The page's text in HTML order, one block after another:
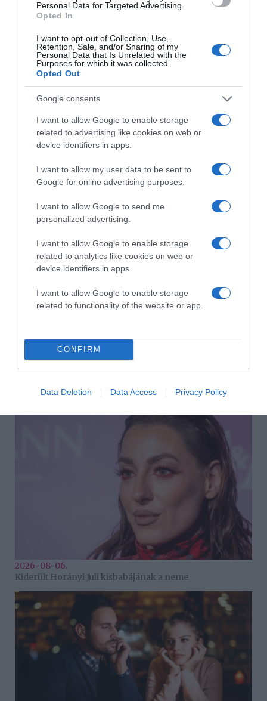
Personal Data for Targeted Advertising.
Opted In
I want to opt-out of Collection, Use,
Retention, Sale, and/or Sharing of my
Personal Data that Is Unrelated with the
Purposes for which it was collected.
Opted Out
Google consents
I want to allow Google to enable storage
related to advertising like cookies on web or
device identifiers in apps.
I want to allow my user data to be sent to
Google for online advertising purposes.
I want to allow Google to send me
personalized advertising.
I want to allow Google to enable storage
related to analytics like cookies on web or
device identifiers in apps.
I want to allow Google to enable storage
related to functionality of the website or app.
CONFIRM
Data Deletion Data Access Privacy Policy
csipet fekete borssal, valamint 1 teáskanál fokhagyma-
granulátummal. Ezután locsoljuk meg olajjal, és alaposan
forgassuk össze. Tegyük a csirkeszárnyakat egy tepsibe,
majd süssük 180 fokon körülbelül 50 percet. Az a cél,
hogy belül porhanyósak, kívül pedig ropogósak
legyenek.
Közben elkészíthetjük a Buffalo szószt. Egy lábosban
paradicsomos szószt, 2 evőkanál sűrű paradicsompürét, 1
evőkanál mézet, ezt pedig fűszerezzük egy csipet sóval
és 1 kávéskanál fokhagyma granulátummal. Adjunk
Akkor jó a szósz, ha szép fényes. A megsült szárnyakat
forgassuk meg ebben a szószban, majd tegyük vissza
szósz.
fogyaszthatjuk krumplival, sőt akár önmagában is.
Megosztás: Facebook
Címkék: recept,csirke,elkészítés,Tiktok,
Korábbi bejegyzések
HASONLÓ BEJEGYZÉSEK
2026-08-06.
Kiderült Horányi Juli kisbabájának a neme